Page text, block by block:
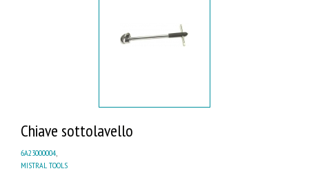
Chiave sottolavello
6A23000004
MISTRAL TOOLS